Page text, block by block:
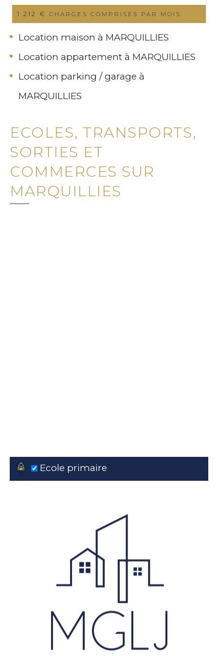
1 212 € CHARGES COMPRISES PAR MOIS
Location maison à MARQUILLIES
Location appartement à MARQUILLIES
Location parking / garage à
MARQUILLIES
ECOLES, TRANSPORTS,
SORTIES ET
COMMERCES SUR
MARQUILLIES
Ecole primaire